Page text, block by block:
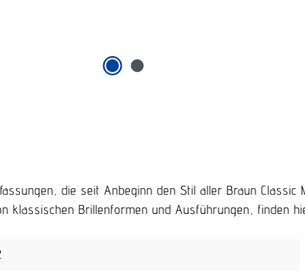
die seit Anbeginn den Stil aller Braun
klassischen Brillenformen und Ausführungen, finden